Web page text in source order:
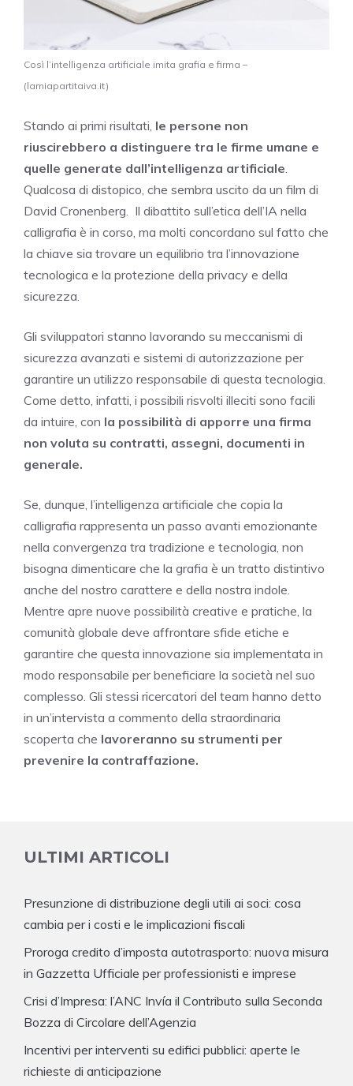
Così l’intelligenza artificiale imita grafia e firma –
(lamiapartitaiva.it)
Stando ai primi risultati, le persone non
riuscirebbero a distinguere tra le firme umane e
quelle generate dall’intelligenza artificiale
Qualcosa di distopico, che sembra uscito da un film di
David Cronenberg. Il dibattito sull’etica dell’IA nella
calligrafia è in corso, ma molti concordano sul fatto che
la chiave sia trovare un equilibrio tra l’innovazione
tecnologica e la protezione della privacy e della
sicurezza.
Gli sviluppatori stanno lavorando su meccanismi di
sicurezza avanzati e sistemi di autorizzazione per
garantire un utilizzo responsabile di questa tecnologia.
Come detto, infatti, i possibili risvolti illeciti sono facili
da intuire, con la possibilità di apporre una firma
non voluta su contratti, assegni, documenti in
generale.
Se, dunque, l’intelligenza artificiale che copia la
calligrafia rappresenta un passo avanti emozionante
nella convergenza tra tradizione e tecnologia, non
bisogna dimenticare che la grafia è un tratto distintivo
anche del nostro carattere e della nostra indole.
Mentre apre nuove possibilità creative e pratiche, la
comunità globale deve affrontare sfide etiche e
garantire che questa innovazione sia implementata in
modo responsabile per beneficiare la società nel suo
complesso. Gli stessi ricercatori del team hanno detto
in un’intervista a commento della straordinaria
scoperta che lavoreranno su strumenti per
prevenire la contraffazione.
ULTIMI ARTICOLI
Presunzione di distribuzione degli utili ai soci: cosa
cambia per i costi e le implicazioni fiscali
Proroga credito d’imposta autotrasporto: nuova misura
in Gazzetta Ufficiale per professionisti e imprese
Crisi d’Impresa: l’ANC Invía il Contributo sulla Seconda
Bozza di Circolare dell’Agenzia
Incentivi per interventi su edifici pubblici: aperte le
richieste di anticipazione